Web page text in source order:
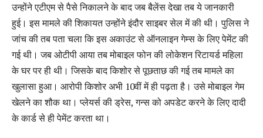
उन्होंने एटीएम से पैसे निकालने के बाद जब बैलेंस देखा तब ये जानकारी
हुई। इस मामले की शिकायत उन्होंने इंदौर साइबर सेल में की थी। पुलिस ने
जांच की तब पता चला कि इस अकाउंट से ऑनलाइन गेम्स के लिए पेमेंट की
गई थी। जब ओटीपी आया तब मोबाइल फोन की लोकेशन रिटायर्ड महिला
के घर पर ही थी। जिसके बाद किशोर से पूछताछ की गई तब मामले का
खुलासा हुआ। आरोपी किशोर अभी 10वीं में ही पढ़ता है। उसे मोबाइल गेम
खेलने का शौक था। प्लेयर्स की ड्रेस, गन्स को अपडेट करने के लिए दादी
के कार्ड से ही पेमेंट करता था।